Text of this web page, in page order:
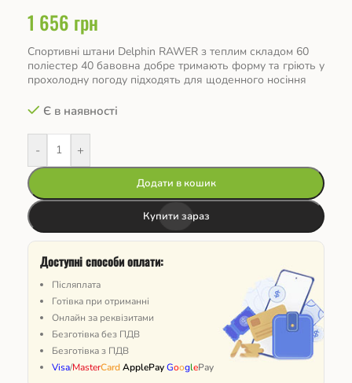
1 656 грн
Спортивні штани Delphin RAWER з теплим складом 60
поліестер 40 бавовна добре тримають форму та гріють у
прохолодну погоду підходять для щоденного носіння
Є в наявності
- +
Додати в кошик
Купити зараз
Доступні способи оплати:
Післяплата
Готівка при отриманні
Онлайн за реквізитами
Безготівка без ПДВ
Безготівка з ПДВ
Visa/MasterCardApplePayGooglePay